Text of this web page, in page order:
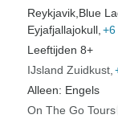
Reykjavik, Blue
Eyjafjallajokull,
Leeftijden 8+
IJsland Zuidkust
Alleen: Engels
On The Go Tours